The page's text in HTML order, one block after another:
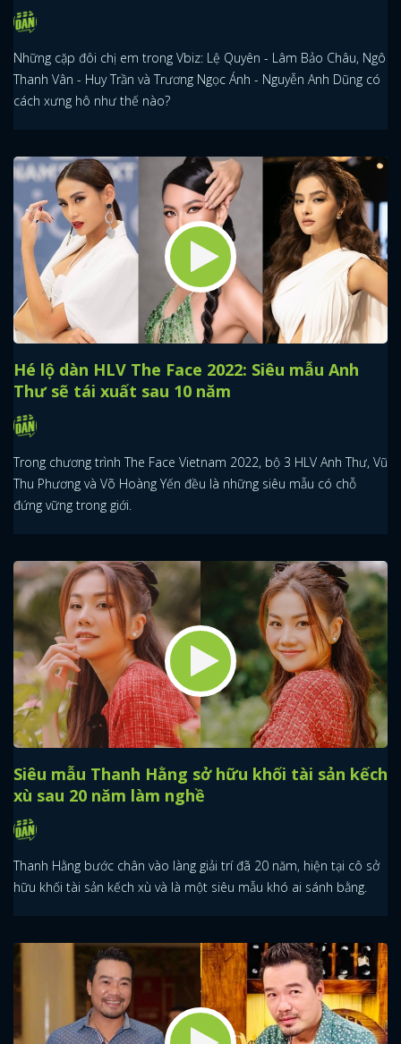
Những cặp đôi chị em trong Vbiz: Lệ Quyên - Lâm Bảo Châu, Ngô
Thanh Vân - Huy Trần và Trương Ngọc Ánh - Nguyễn Anh Dũng có
cách xưng hô như thế nào?
Hé lộ dàn HLV The Face 2022: Siêu mẫu Anh
Thư sẽ tái xuất sau 10 năm
Trong chương trình The Face Vietnam 2022, bộ 3 HLV Anh Thư, Vũ
Thu Phương và Võ Hoàng Yến đều là những siêu mẫu có chỗ
đứng vững trong giới.
Siêu mẫu Thanh Hằng sở hữu khối tài sản kếch
xù sau 20 năm làm nghề
Thanh Hằng bước chân vào làng giải trí đã 20 năm, hiện tại cô sở
hữu khối tài sản kếch xù và là một siêu mẫu khó ai sánh bằng.